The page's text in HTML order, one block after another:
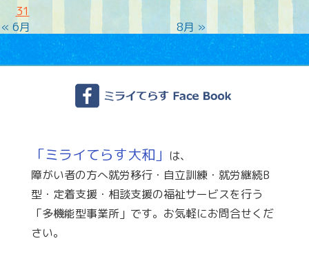
« 6月 8月 »
31
「ミライてらす大和」 は、
障がい者の方へ就労移行・自立訓練・就労継続B
型・定着支援・相談支援の福祉サービスを行う
「多機能型事業所」です。お気軽にお問合せくだ
さい。